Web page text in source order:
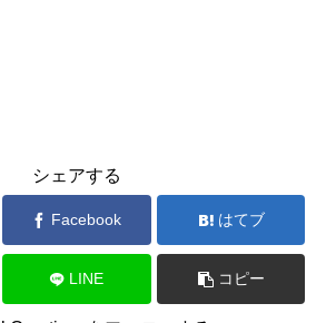
シェアする
Facebook はてブ
LINE コピー